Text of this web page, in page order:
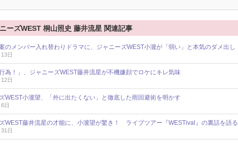
ーズWEST 桐山照史 藤井流星 関連記事
のメンバー入れ替わりドラマに、ジャニーズWEST小瀧が「弱い」と本気のダメ出し
日
行為！」、ジャニーズWEST藤井流星が不機嫌顔でロケにキレ気味
日
WEST小瀧望、「外に出たくない」と徹底した雨回避術を明かす
日
WEST藤井流星の才能に、小瀧望が驚き！ ライブツアー『WESTival』の裏話を語る
日